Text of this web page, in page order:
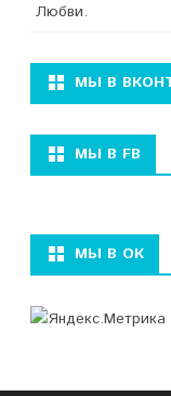
Любви.
МЫ В
МЫ В FB
МЫ В ОК